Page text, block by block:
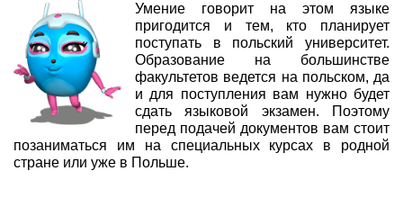
Умение говорит на этом языке
пригодится и тем, кто планирует
поступать в польский университет.
Образование на большинстве
факультетов ведется на польском, да
и для поступления вам нужно будет
сдать языковой экзамен. Поэтому
перед подачей документов вам стоит
позаниматься им на специальных курсах в родной
стране или уже в Польше.